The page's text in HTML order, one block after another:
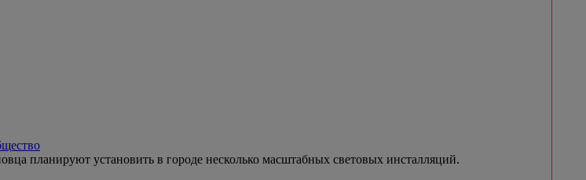
планируют установить в городе несколько масштабных световых инсталляций.